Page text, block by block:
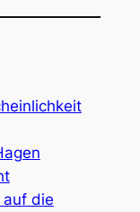
auf die